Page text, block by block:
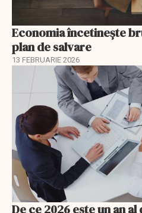
Economia încetinește
plan de salvare
13 FEBRUARIE 2026
De ce 2026 este un an